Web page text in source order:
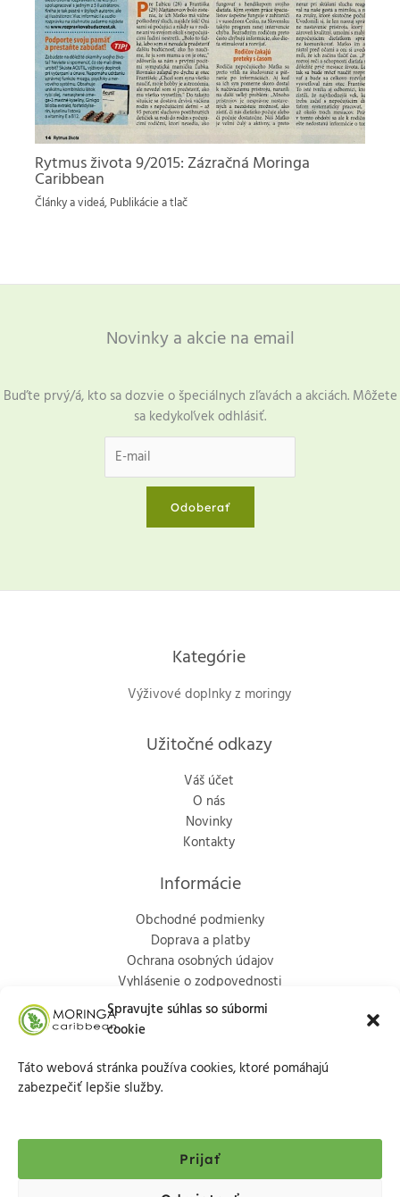
Spravujte súhlas so súbormi
cookie
Táto webová stránka používa cookies, ktoré pomáhajú
zabezpečiť lepšie služby.
Prijať
Rytmus života 9/2015: Zázračná Moringa
Caribbean
Články a videá, Publikácie a tlač
Novinky a akcie na email
Buďte prvý/á, kto sa dozvie o špeciálnych zľavách a akciách. Môžete
sa kedykoľvek odhlásiť.
Odoberať
Kategórie
Výživové doplnky z moringy
Užitočné odkazy
Váš účet
O nás
Novinky
Kontakty
Informácie
Obchodné podmienky
Doprava a platby
Ochrana osobných údajov
Vyhlásenie o zodpovednosti
Politika vrátenia
Marka Aurélia 65/9, Trenčín, 911 01